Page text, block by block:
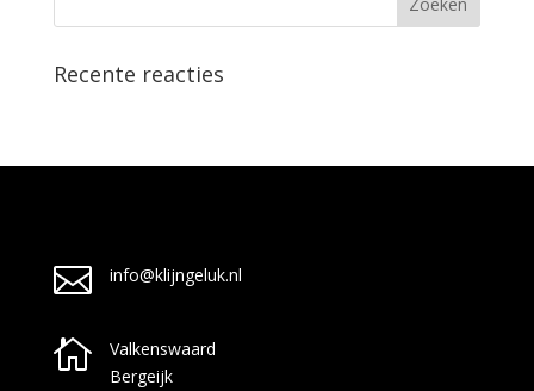
Recente reacties
 info@klijngeluk.nl

Valkenswaard
Bergeijk